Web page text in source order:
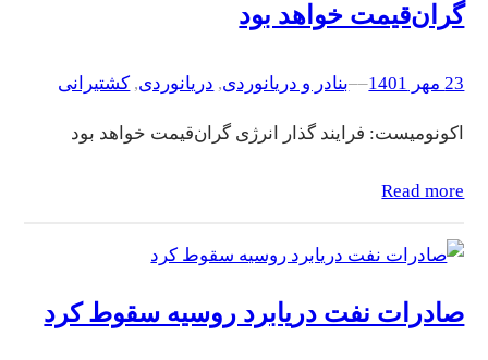
گران‌قیمت خواهد بود
23 مهر 1401 –
–بنادر و دریانوردی, دریانوردی, کشتیرانی
اکونومیست: فرایند گذار انرژی گران‌قیمت خواهد بود
Read more
صادرات نفت دریابرد روسیه سقوط کرد